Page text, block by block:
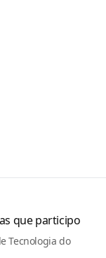
que participo
Tecnologia do